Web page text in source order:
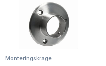
Monteringskrage